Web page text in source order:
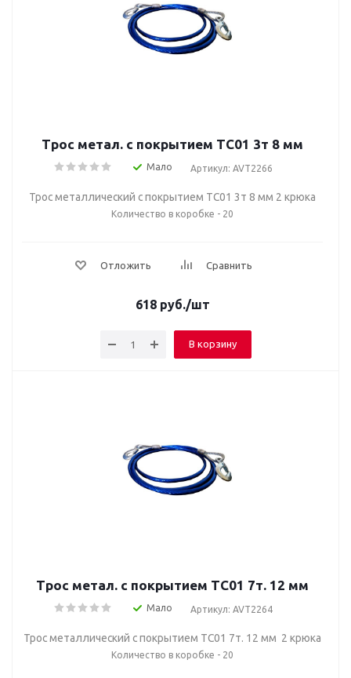
Трос метал. с покрытием TC01 3т 8 мм
Мало Артикул: AVT2266
Трос металлический с покрытием TC01 3т 8 мм 2 крюка
Количество в коробке - 20
Отложить Сравнить
618 руб./шт
В корзину
Трос метал. с покрытием TC01 7т. 12 мм
Мало Артикул: AVT2264
Трос металлический с покрытием TC01 7т. 12 мм 2 крюка
Количество в коробке - 20